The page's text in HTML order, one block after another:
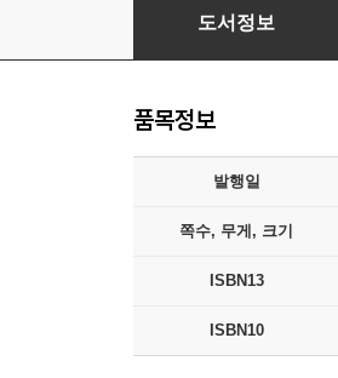
정의란 무엇인가
도서정보
품목정보
발행일
쪽수, 무게, 크기
ISBN13
ISBN10